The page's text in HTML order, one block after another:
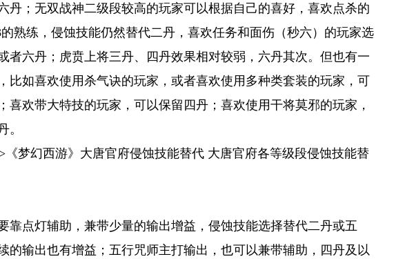
丹；无双战神二级段较高的玩家可以根据自己的喜好，喜欢点杀的
熟练，侵蚀技能仍然替代二丹，喜欢任务和面伤（秒六）的玩家选
者六丹；虎贲上将三丹、四丹效果相对较弱，六丹其次。但也有一
比如喜欢使用杀气诀的玩家，或者喜欢使用多种类套装的玩家，可
喜欢带大特技的玩家，可以保留四丹；喜欢使用干将莫邪的玩家，
。
《梦幻西游》大唐官府侵蚀技能替代 大唐官府各等级段侵蚀技能替
靠点灯辅助，兼带少量的输出增益，侵蚀技能选择替代二丹或五
的输出也有增益；五行咒师主打输出，也可以兼带辅助，四丹及以